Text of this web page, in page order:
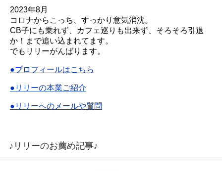
2023年8月
コロナからこっち、すっかり意気消沈。
CB子にも乗れず、カフェ巡りも出来ず、そろそろ引退
か！まで追い込まれてます。
でもリリーがんばります。
●プロフィールはこちら
●リリーの本業ご紹介
●リリーへのメールや質問
♪リリーのお薦め記事♪